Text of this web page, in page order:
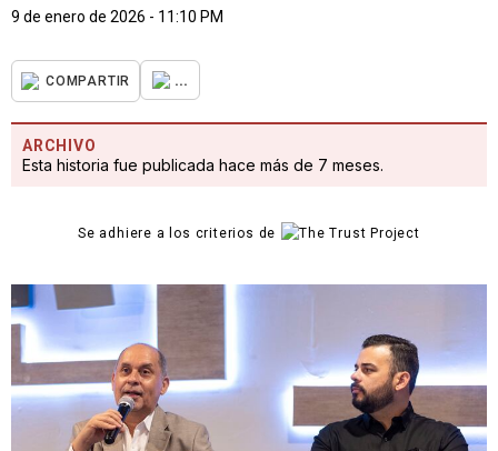
9 de enero de 2026 - 11:10 PM
COMPARTIR ...
ARCHIVO
Esta historia fue publicada hace más de 7 meses.
Se adhiere a los criterios de